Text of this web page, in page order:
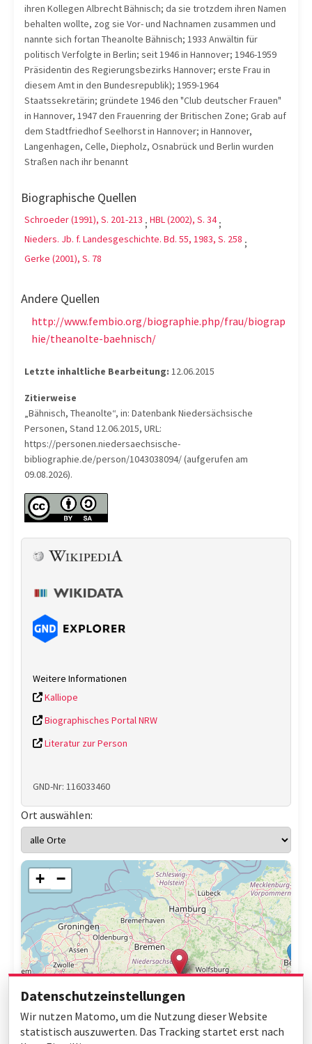
ihren Kollegen Albrecht Bähnisch; da sie trotzdem ihren Namen
behalten wollte, zog sie Vor- und Nachnamen zusammen und
nannte sich fortan Theanolte Bähnisch; 1933 Anwältin für
politisch Verfolgte in Berlin; seit 1946 in Hannover; 1946-1959
Präsidentin des Regierungsbezirks Hannover; erste Frau in
diesem Amt in den Bundesrepublik); 1959-1964
Staatssekretärin; gründete 1946 den "Club deutscher Frauen"
in Hannover, 1947 den Frauenring der Britischen Zone; Grab auf
dem Stadtfriedhof Seelhorst in Hannover; in Hannover,
Langenhagen, Celle, Diepholz, Osnabrück und Berlin wurden
Straßen nach ihr benannt
Biographische Quellen
Schroeder (1991), S. 201-213 ; HBL (2002), S. 34 ;
Nieders. Jb. f. Landesgeschichte. Bd. 55, 1983, S. 258 ;
Gerke (2001), S. 78
Andere Quellen
http://www.fembio.org/biographie.php/frau/biograp
hie/theanolte-baehnisch/
Letzte inhaltliche Bearbeitung: 12.06.2015
Zitierweise
„Bähnisch, Theanolte“, in: Datenbank Niedersächsische
Personen, Stand 12.06.2015, URL:
https://personen.niedersaechsische-
bibliographie.de/person/1043038094/ (aufgerufen am
09.08.2026).
Weitere Informationen
Kalliope
Biographisches Portal NRW
Literatur zur Person
GND-Nr: 116033460
Ort auswählen:
+ −
Datenschutzeinstellungen
Wir nutzen Matomo, um die Nutzung dieser Website
statistisch auszuwerten. Das Tracking startet erst nach